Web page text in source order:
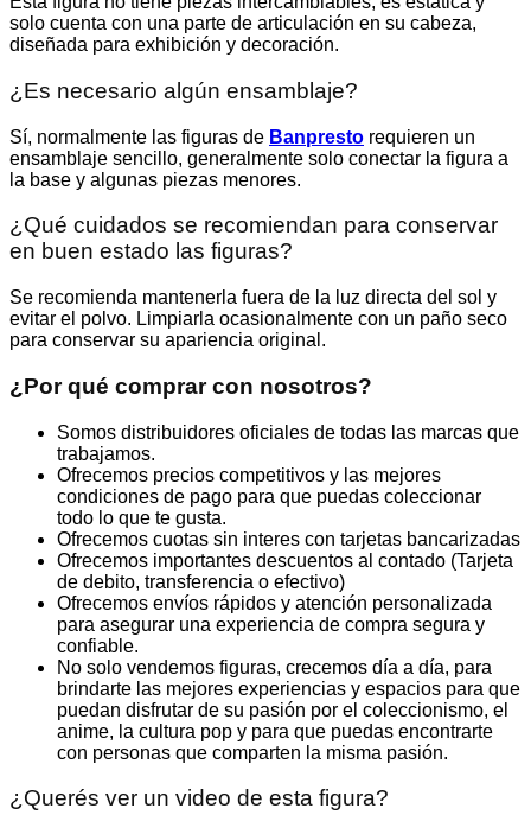
solo cuenta con una parte de articulación en su cabeza,
diseñada para exhibición y decoración.
¿Es necesario algún ensamblaje?
Sí, normalmente las figuras de Banpresto requieren un
ensamblaje sencillo, generalmente solo conectar la figura a
la base y algunas piezas menores.
¿Qué cuidados se recomiendan para conservar
en buen estado las figuras?
Se recomienda mantenerla fuera de la luz directa del sol y
evitar el polvo. Limpiarla ocasionalmente con un paño seco
para conservar su apariencia original.
¿Por qué comprar con nosotros?
Somos distribuidores oficiales de todas las marcas que
trabajamos.
Ofrecemos precios competitivos y las mejores
condiciones de pago para que puedas coleccionar
todo lo que te gusta.
Ofrecemos cuotas sin interes con tarjetas bancarizadas
Ofrecemos importantes descuentos al contado (Tarjeta
de debito, transferencia o efectivo)
Ofrecemos envíos rápidos y atención personalizada
para asegurar una experiencia de compra segura y
confiable.
No solo vendemos figuras, crecemos día a día, para
brindarte las mejores experiencias y espacios para que
puedan disfrutar de su pasión por el coleccionismo, el
anime, la cultura pop y para que puedas encontrarte
con personas que comparten la misma pasión.
¿Querés ver un video de esta figura?